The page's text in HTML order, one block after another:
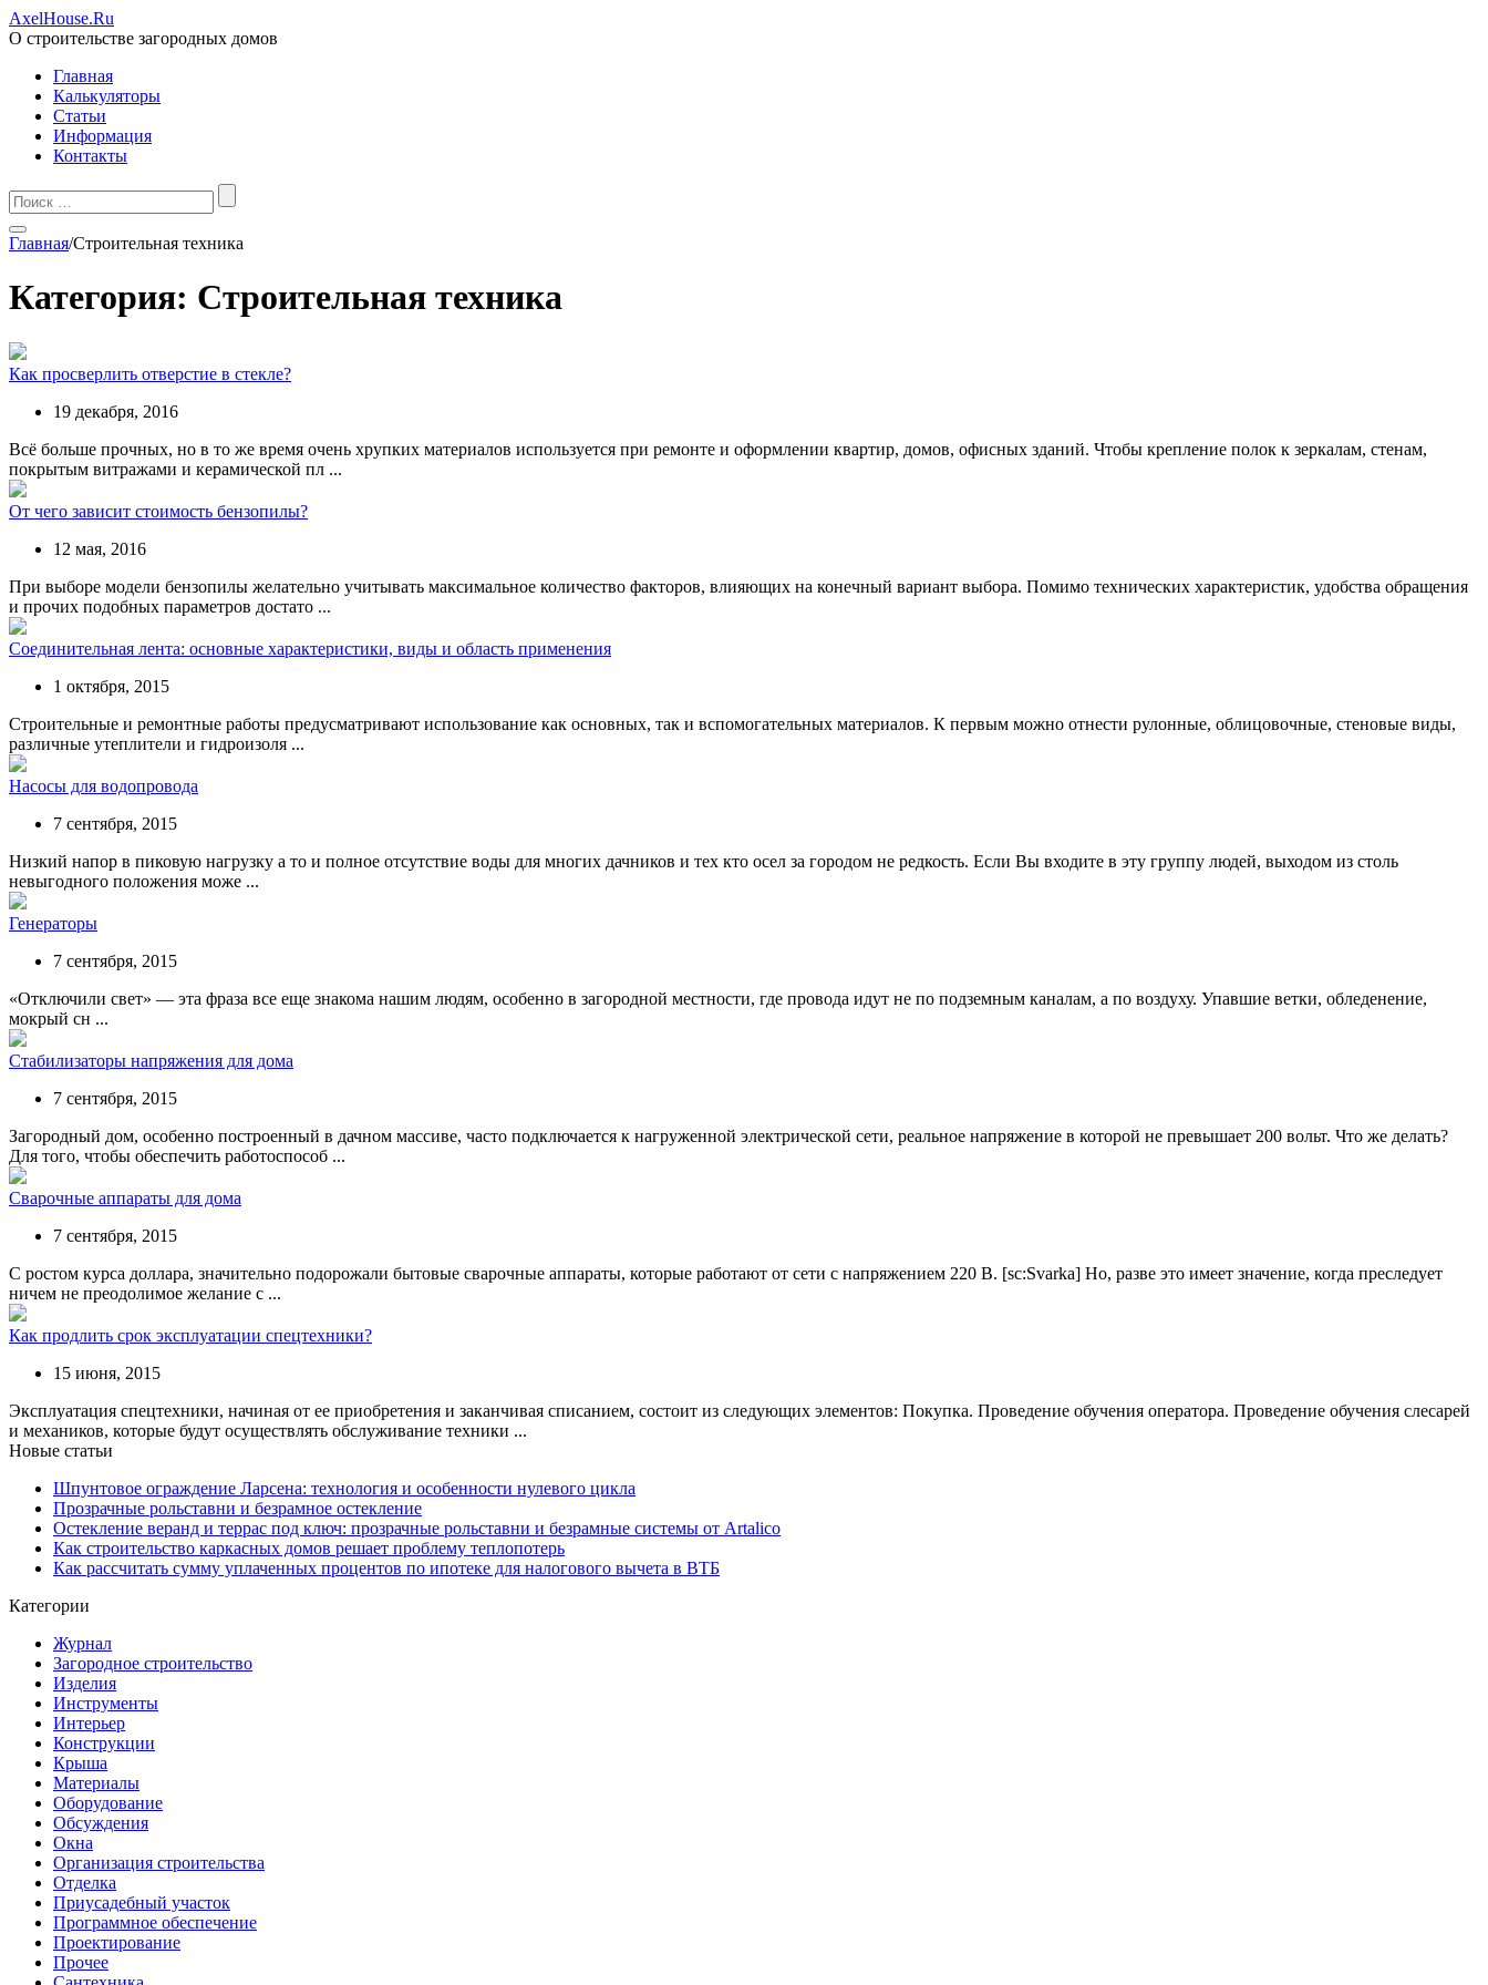
AxelHouse.Ru
О строительстве загородных домов
Главная
Калькуляторы
Статьи
Информация
Контакты
Главная/Строительная техника
Категория: Строительная техника
Как просверлить отверстие в стекле?
19 декабря, 2016
Всё больше прочных, но в то же время очень хрупких материалов используется при ремонте и оформлении квартир, домов, офисных зданий. Чтобы крепление полок к зеркалам, стенам,
покрытым витражами и керамической пл ...
От чего зависит стоимость бензопилы?
12 мая, 2016
При выборе модели бензопилы желательно учитывать максимальное количество факторов, влияющих на конечный вариант выбора. Помимо технических характеристик, удобства обращения
и прочих подобных параметров достато ...
Соединительная лента: основные характеристики, виды и область применения
1 октября, 2015
Строительные и ремонтные работы предусматривают использование как основных, так и вспомогательных материалов. К первым можно отнести рулонные, облицовочные, стеновые виды,
различные утеплители и гидроизоля ...
Насосы для водопровода
7 сентября, 2015
Низкий напор в пиковую нагрузку а то и полное отсутствие воды для многих дачников и тех кто осел за городом не редкость. Если Вы входите в эту группу людей, выходом из столь
невыгодного положения може ...
Генераторы
7 сентября, 2015
«Отключили свет» — эта фраза все еще знакома нашим людям, особенно в загородной местности, где провода идут не по подземным каналам, а по воздуху. Упавшие ветки, обледенение,
мокрый сн ...
Стабилизаторы напряжения для дома
7 сентября, 2015
Загородный дом, особенно построенный в дачном массиве, часто подключается к нагруженной электрической сети, реальное напряжение в которой не превышает 200 вольт. Что же делать?
Для того, чтобы обеспечить работоспособ ...
Сварочные аппараты для дома
7 сентября, 2015
С ростом курса доллара, значительно подорожали бытовые сварочные аппараты, которые работают от сети с напряжением 220 В. [sc:Svarka] Но, разве это имеет значение, когда преследует
ничем не преодолимое желание с ...
Как продлить срок эксплуатации спецтехники?
15 июня, 2015
Эксплуатация спецтехники, начиная от ее приобретения и заканчивая списанием, состоит из следующих элементов: Покупка. Проведение обучения оператора. Проведение обучения слесарей
и механиков, которые будут осуществлять обслуживание техники ...
Новые статьи
Шпунтовое ограждение Ларсена: технология и особенности нулевого цикла
Прозрачные рольставни и безрамное остекление
Остекление веранд и террас под ключ: прозрачные рольставни и безрамные системы от Artalico
Как строительство каркасных домов решает проблему теплопотерь
Как рассчитать сумму уплаченных процентов по ипотеке для налогового вычета в ВТБ
Категории
Журнал
Загородное строительство
Изделия
Инструменты
Интерьер
Конструкции
Крыша
Материалы
Оборудование
Обсуждения
Окна
Организация строительства
Отделка
Приусадебный участок
Программное обеспечение
Проектирование
Прочее